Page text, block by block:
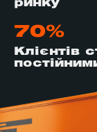
ринку
70%
Клієнтів